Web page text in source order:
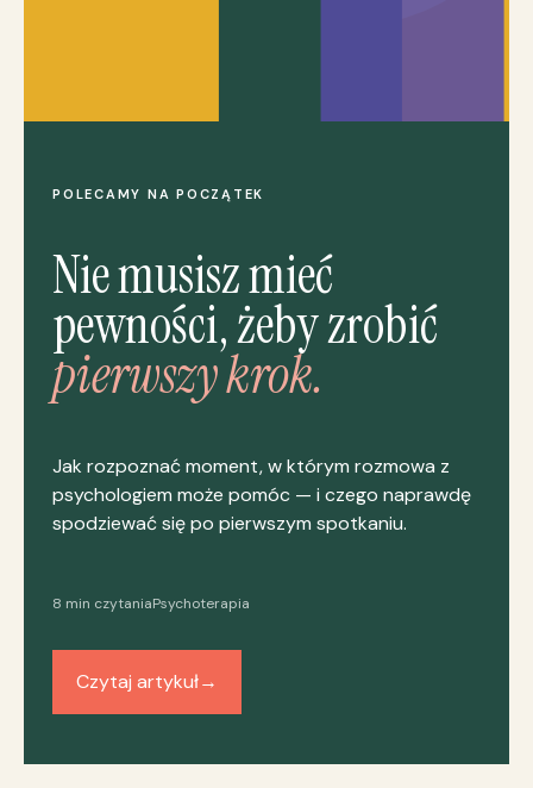
POLECAMY NA POCZĄTEK
Nie musisz mieć
pewności, żeby zrobić
pierwszy krok.
Jak rozpoznać moment, w którym rozmowa z
psychologiem może pomóc — i czego naprawdę
spodziewać się po pierwszym spotkaniu.
8 min czytaniaPsychoterapia
Czytaj artykuł→